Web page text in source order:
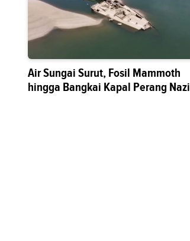
Air Sungai Surut, Fosil Mammoth
hingga Bangkai Kapal Perang Nazi